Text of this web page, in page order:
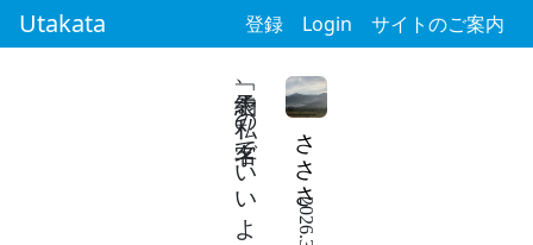
Utakata 登録 Login サイトのご案内
さささ